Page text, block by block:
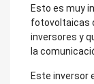
Esto es muy
fotovoltaicas
inversores y
la
Este inversor